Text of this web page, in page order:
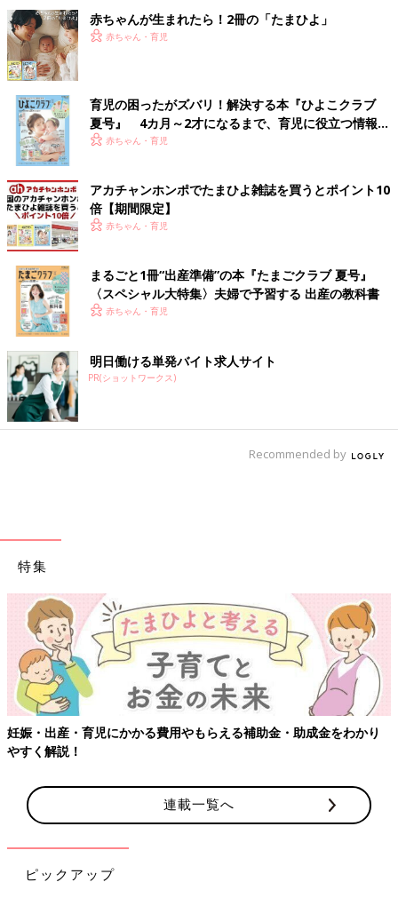
赤ちゃんが生まれたら！2冊の「たまひよ」
赤ちゃん・育児
育児の困ったがズバリ！解決する本『ひよこクラブ
夏号』 4カ月～2才になるまで、育児に役立つ情報が
いっぱい！
赤ちゃん・育児
アカチャンホンポでたまひよ雑誌を買うとポイント10
倍【期間限定】
赤ちゃん・育児
まるごと1冊“出産準備”の本『たまごクラブ 夏号』
〈スペシャル大特集〉夫婦で予習する 出産の教科書
赤ちゃん・育児
明日働ける単発バイト求人サイト
PR(ショットワークス)
Recommended by
特集
妊娠・出産・育児にかかる費用やもらえる補助金・助成金をわかり
やすく解説！
連載一覧へ
ピックアップ